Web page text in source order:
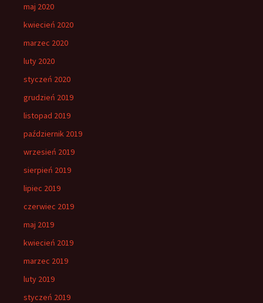
maj 2020
kwiecień 2020
marzec 2020
luty 2020
styczeń 2020
grudzień 2019
listopad 2019
październik 2019
wrzesień 2019
sierpień 2019
lipiec 2019
czerwiec 2019
maj 2019
kwiecień 2019
marzec 2019
luty 2019
styczeń 2019